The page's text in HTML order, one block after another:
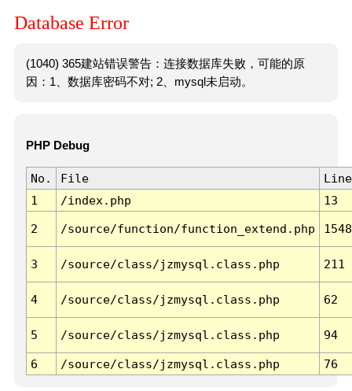
Database Error
(1040) 365建站错误警告：连接数据库失败，可能的原
因：1、数据库密码不对; 2、mysql未启动。
PHP Debug
No. File
Line
1
/index.php 13
2 /source/function/function_extend.php 1548
3 /source/class/jzmysql.class.php 211
4 /source/class/jzmysql.class.php 62
5 /source/class/jzmysql.class.php 94
6 /source/class/jzmysql.class.php 76